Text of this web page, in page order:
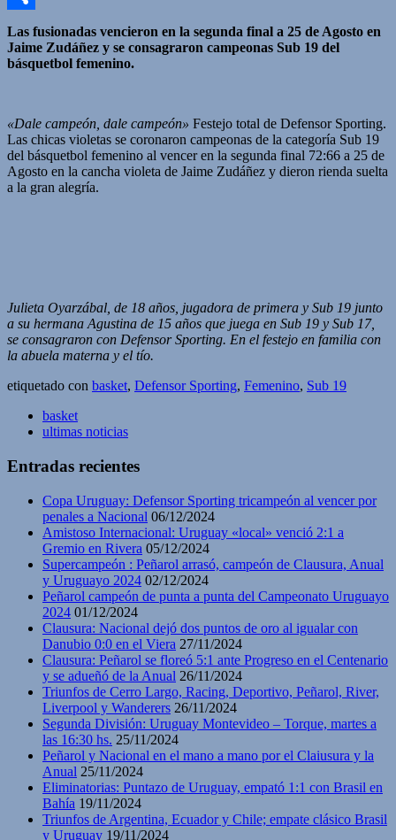
Compartir
Las fusionadas vencieron en la segunda final a 25 de Agosto en
Jaime Zudáñez y se consagraron campeonas Sub 19 del
básquetbol femenino.
«Dale campeón, dale campeón» Festejo total de Defensor Sporting.
Las chicas violetas se coronaron campeonas de la categoría Sub 19
del básquetbol femenino al vencer en la segunda final 72:66 a 25 de
Agosto en la cancha violeta de Jaime Zudáñez y dieron rienda suelta
a la gran alegría.
Julieta Oyarzábal, de 18 años, jugadora de primera y Sub 19 junto
a su hermana Agustina de 15 años que juega en Sub 19 y Sub 17,
se consagraron con Defensor Sporting. En el festejo en familia con
la abuela materna y el tío.
etiquetado con basket, Defensor Sporting, Femenino, Sub 19
basket
ultimas noticias
Entradas recientes
Copa Uruguay: Defensor Sporting tricampeón al vencer por
penales a Nacional 06/12/2024
Amistoso Internacional: Uruguay «local» venció 2:1 a
Gremio en Rivera 05/12/2024
Supercampeón : Peñarol arrasó, campeón de Clausura, Anual
y Uruguayo 2024 02/12/2024
Peñarol campeón de punta a punta del Campeonato Uruguayo
2024 01/12/2024
Clausura: Nacional dejó dos puntos de oro al igualar con
Danubio 0:0 en el Viera 27/11/2024
Clausura: Peñarol se floreó 5:1 ante Progreso en el Centenario
y se adueñó de la Anual 26/11/2024
Triunfos de Cerro Largo, Racing, Deportivo, Peñarol, River,
Liverpool y Wanderers 26/11/2024
Segunda División: Uruguay Montevideo – Torque, martes a
las 16:30 hs. 25/11/2024
Peñarol y Nacional en el mano a mano por el Claiusura y la
Anual 25/11/2024
Eliminatorias: Puntazo de Uruguay, empató 1:1 con Brasil en
Bahía 19/11/2024
Triunfos de Argentina, Ecuador y Chile; empate clásico Brasil
y Uruguay 19/11/2024